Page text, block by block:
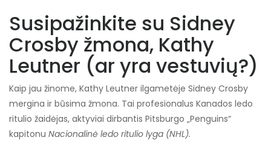
Susipažinkite su Sidney
Crosby žmona, Kathy
Leutner (ar yra vestuvių?)
Kaip jau žinome, Kathy Leutner ilgametėje Sidney Crosby
mergina ir būsima žmona. Tai profesionalus Kanados ledo
ritulio žaidėjas, aktyviai dirbantis Pitsburgo „Penguins“
kapitonu Nacionalinė ledo ritulio lyga (NHL).